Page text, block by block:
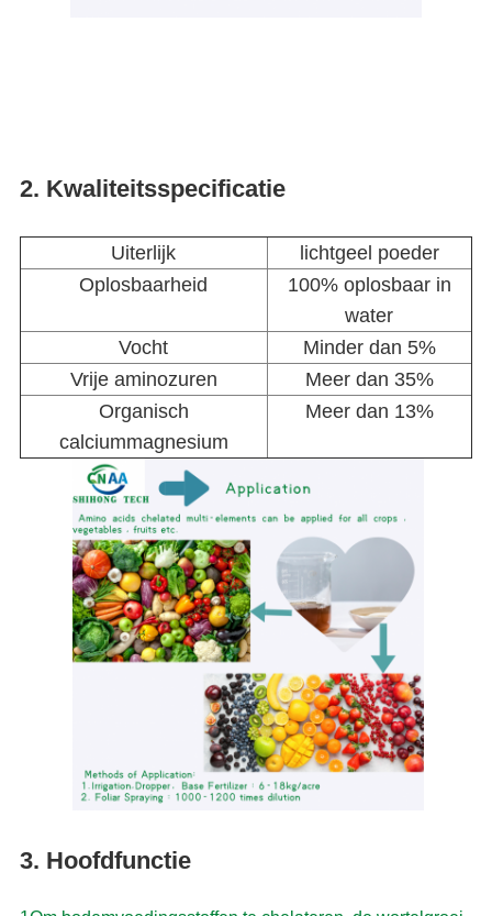
2. Kwaliteitsspecificatie
Uiterlijk
lichtgeel poeder
Oplosbaarheid
100% oplosbaar in
water
Vocht
Minder dan 5%
Vrije aminozuren
Meer dan 35%
Organisch
calciummagnesium
Meer dan 13%
3. Hoofdfunctie